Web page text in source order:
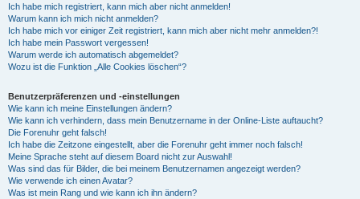
Ich habe mich registriert, kann mich aber nicht anmelden!
Warum kann ich mich nicht anmelden?
Ich habe mich vor einiger Zeit registriert, kann mich aber nicht mehr anmelden?!
Ich habe mein Passwort vergessen!
Warum werde ich automatisch abgemeldet?
Wozu ist die Funktion „Alle Cookies löschen“?
Benutzerpräferenzen und -einstellungen
Wie kann ich meine Einstellungen ändern?
Wie kann ich verhindern, dass mein Benutzername in der Online-Liste auftaucht?
Die Forenuhr geht falsch!
Ich habe die Zeitzone eingestellt, aber die Forenuhr geht immer noch falsch!
Meine Sprache steht auf diesem Board nicht zur Auswahl!
Was sind das für Bilder, die bei meinem Benutzernamen angezeigt werden?
Wie verwende ich einen Avatar?
Was ist mein Rang und wie kann ich ihn ändern?